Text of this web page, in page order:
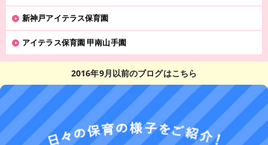
新神戸アイテラス保育園
アイテラス保育園 甲南山手園
2016年9月以前のブログはこちら